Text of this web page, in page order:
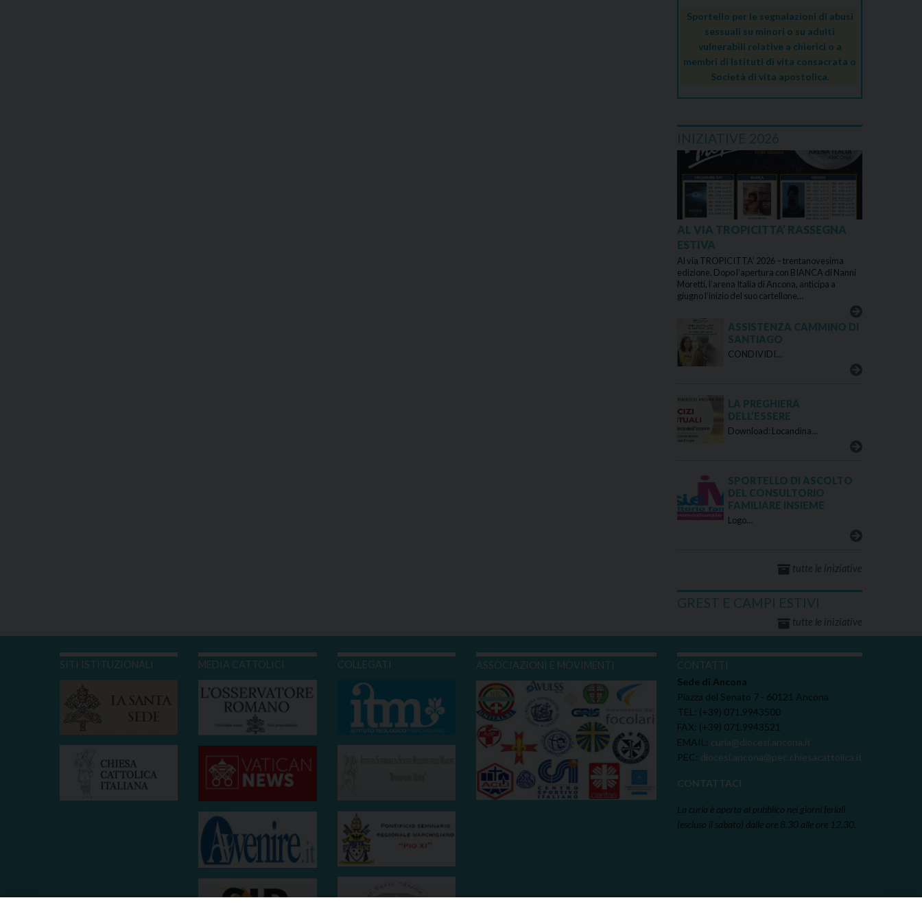
Sportello per le segnalazioni di abusi
sessuali su minori o su adulti
vulnerabili relative a chierici o a
membri di Istituti di vita consacrata o
Società di vita apostolica.
INIZIATIVE 2026
AL VIA TROPICITTA’ RASSEGNA
ESTIVA
Al via TROPICITTA’ 2026 – trentanovesima
edizione. Dopo l’apertura con BIANCA di Nanni
Moretti, l’arena Italia di Ancona, anticipa a
giugno l’inizio del suo cartellone…
ASSISTENZA CAMMINO DI
SANTIAGO
CONDIVIDI…
LA PREGHIERA
DELL’ESSERE
Download: Locandina…
SPORTELLO DI ASCOLTO
DEL CONSULTORIO
FAMILIARE INSIEME
Logo…
tutte le iniziative
GREST E CAMPI ESTIVI
tutte le iniziative
SITI ISTITUZIONALI MEDIA CATTOLICI COLLEGATI ASSOCIAZIONI E MOVIMENTI
CONTATTI
Sede di Ancona
Piazza del Senato 7 - 60121 Ancona
TEL: (+39) 071.9943500
FAX: (+39) 071.9943521
EMAIL: curia@diocesi.ancona.it
PEC: diocesi.ancona@pec.chiesacattolica.it
CONTATTACI
La curia è aperta al pubblico nei giorni feriali
(escluso il sabato) dalle ore 8.30 alle ore 12.30.